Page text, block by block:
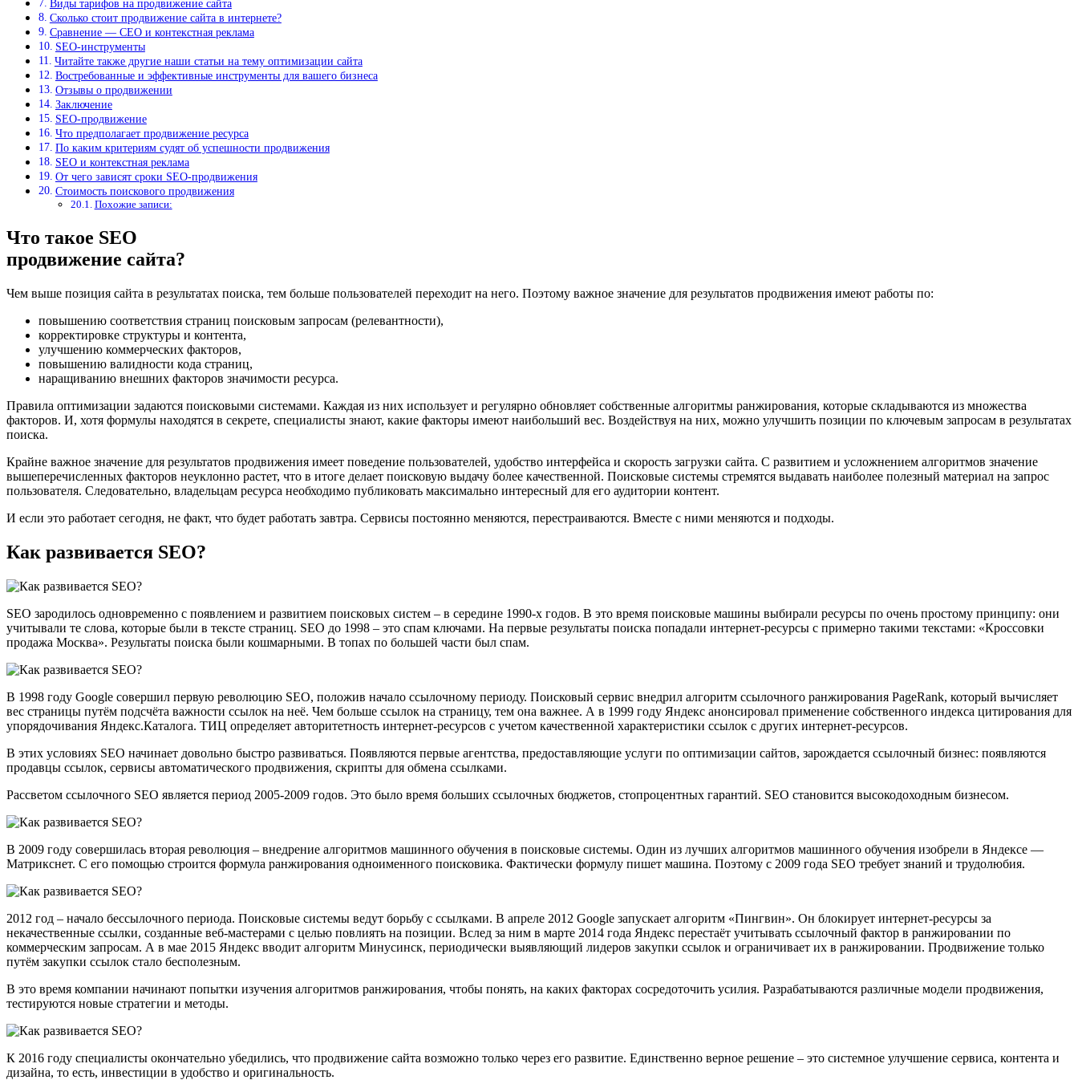
Виды тарифов на продвижение сайта
Сколько стоит продвижение сайта в интернете?
Сравнение — CEO и контекстная реклама
SEO-инструменты
Читайте также другие наши статьи на тему оптимизации сайта
Востребованные и эффективные инструменты для вашего бизнеса
Отзывы о продвижении
Заключение
SEO-продвижение
Что предполагает продвижение ресурса
По каким критериям судят об успешности продвижения
SEO и контекстная реклама
От чего зависят сроки SEO-продвижения
Стоимость поискового продвижения
Похожие записи:
Что такое SEO
продвижение сайта?
Чем выше позиция сайта в результатах поиска, тем больше пользователей переходит на него. Поэтому важное значение для результатов продвижения имеют работы по:
повышению соответствия страниц поисковым запросам (релевантности),
корректировке структуры и контента,
улучшению коммерческих факторов,
повышению валидности кода страниц,
наращиванию внешних факторов значимости ресурса.
Правила оптимизации задаются поисковыми системами. Каждая из них использует и регулярно обновляет собственные алгоритмы ранжирования, которые складываются из множества
факторов. И, хотя формулы находятся в секрете, специалисты знают, какие факторы имеют наибольший вес. Воздействуя на них, можно улучшить позиции по ключевым запросам в результатах
поиска.
Крайне важное значение для результатов продвижения имеет поведение пользователей, удобство интерфейса и скорость загрузки сайта. С развитием и усложнением алгоритмов значение
вышеперечисленных факторов неуклонно растет, что в итоге делает поисковую выдачу более качественной. Поисковые системы стремятся выдавать наиболее полезный материал на запрос
пользователя. Следовательно, владельцам ресурса необходимо публиковать максимально интересный для его аудитории контент.
И если это работает сегодня, не факт, что будет работать завтра. Сервисы постоянно меняются, перестраиваются. Вместе с ними меняются и подходы.
Как развивается SEO?
SEO зародилось одновременно с появлением и развитием поисковых систем – в середине 1990-х годов. В это время поисковые машины выбирали ресурсы по очень простому принципу: они
учитывали те слова, которые были в тексте страниц. SEO до 1998 – это спам ключами. На первые результаты поиска попадали интернет-ресурсы с примерно такими текстами: «Кроссовки
продажа Москва». Результаты поиска были кошмарными. В топах по большей части был спам.
В 1998 году Google совершил первую революцию SEO, положив начало ссылочному периоду. Поисковый сервис внедрил алгоритм ссылочного ранжирования PageRank, который вычисляет
вес страницы путём подсчёта важности ссылок на неё. Чем больше ссылок на страницу, тем она важнее. А в 1999 году Яндекс анонсировал применение собственного индекса цитирования для
упорядочивания Яндекс.Каталога. ТИЦ определяет авторитетность интернет-ресурсов с учетом качественной характеристики ссылок с других интернет-ресурсов.
В этих условиях SEO начинает довольно быстро развиваться. Появляются первые агентства, предоставляющие услуги по оптимизации сайтов, зарождается ссылочный бизнес: появляются
продавцы ссылок, сервисы автоматического продвижения, скрипты для обмена ссылками.
Рассветом ссылочного SEO является период 2005-2009 годов. Это было время больших ссылочных бюджетов, стопроцентных гарантий. SEO становится высокодоходным бизнесом.
В 2009 году совершилась вторая революция – внедрение алгоритмов машинного обучения в поисковые системы. Один из лучших алгоритмов машинного обучения изобрели в Яндексе —
Матрикснет. С его помощью строится формула ранжирования одноименного поисковика. Фактически формулу пишет машина. Поэтому с 2009 года SEO требует знаний и трудолюбия.
2012 год – начало бессылочного периода. Поисковые системы ведут борьбу с ссылками. В апреле 2012 Google запускает алгоритм «Пингвин». Он блокирует интернет-ресурсы за
некачественные ссылки, созданные веб-мастерами с целью повлиять на позиции. Вслед за ним в марте 2014 года Яндекс перестаёт учитывать ссылочный фактор в ранжировании по
коммерческим запросам. А в мае 2015 Яндекс вводит алгоритм Минусинск, периодически выявляющий лидеров закупки ссылок и ограничивает их в ранжировании. Продвижение только
путём закупки ссылок стало бесполезным.
В это время компании начинают попытки изучения алгоритмов ранжирования, чтобы понять, на каких факторах сосредоточить усилия. Разрабатываются различные модели продвижения,
тестируются новые стратегии и методы.
К 2016 году специалисты окончательно убедились, что продвижение сайта возможно только через его развитие. Единственно верное решение – это системное улучшение сервиса, контента и
дизайна, то есть, инвестиции в удобство и оригинальность.